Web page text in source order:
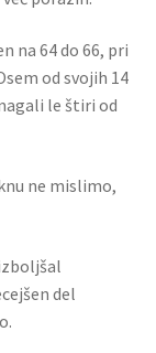
na 64 do 66, pri
od svojih 14
le štiri od
ne mislimo,
del